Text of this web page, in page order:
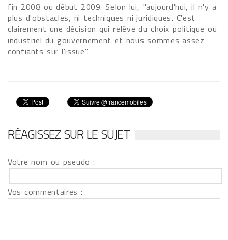
fin 2008 ou début 2009. Selon lui, "aujourd'hui, il n'y a
plus d'obstacles, ni techniques ni juridiques. C'est
clairement une décision qui relève du choix politique ou
industriel du gouvernement et nous sommes assez
confiants sur l'issue".
RÉAGISSEZ SUR LE SUJET
Votre nom ou pseudo :
Vos commentaires :